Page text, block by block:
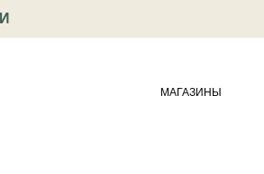
МАГАЗИНЫ